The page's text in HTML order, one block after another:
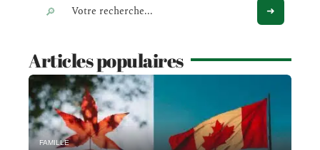
Articles populaires
FAMILLE